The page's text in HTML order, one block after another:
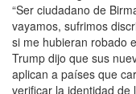
“Ser ciudadano de
vayamos, sufrimos
si me hubieran robado
Trump dijo que sus
aplican a países que
verificar la identidad de